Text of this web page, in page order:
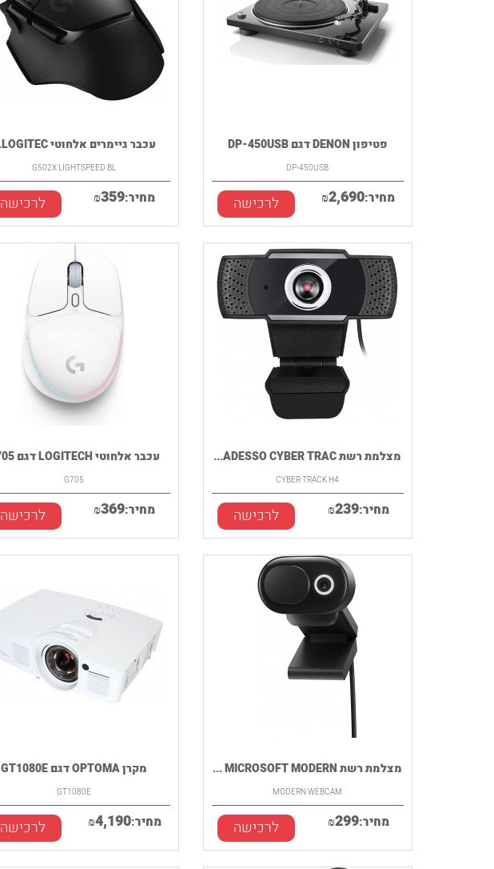
עכבר גיימרים אלחוטי LOGITEC...
G502X LIGHTSPEED BL
מחיר: ₪359 לרכישה
פטיפון DENON דגם DP-450USB
DP-450USB
מחיר: ₪2,690 לרכישה
עכבר אלחוטי LOGITECH דגם G705
G705
מחיר: ₪369 לרכישה
מצלמת רשת ADESSO CYBER TRAC...
CYBER TRACK H4
מחיר: ₪239 לרכישה
מקרן OPTOMA דגם GT1080E
GT1080E
מחיר: ₪4,190 לרכישה
מצלמת רשת MICROSOFT MODERN ...
MODERN WEBCAM
מחיר: ₪299 לרכישה